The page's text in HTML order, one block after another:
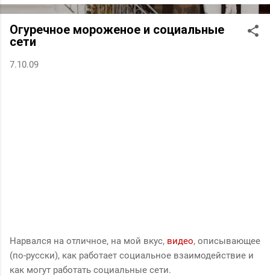
Огуречное мороженое и социальные
сети
7.10.09
Нарвался на отличное, на мой вкус, видео, описывающее
(по-русски), как работает социальное взаимодействие и
как могут работать социальные сети.